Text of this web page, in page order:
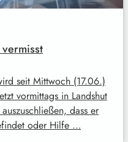
seit Mittwoch (17.06.)
vormittags in Landshut
dass er
oder Hilfe …